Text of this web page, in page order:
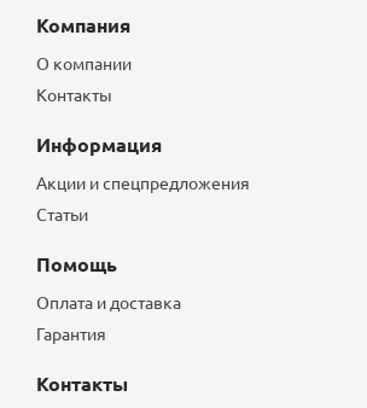
Компания
О компании
Контакты
Информация
Акции и спецпредложения
Статьи
Помощь
Оплата и доставка
Гарантия
Контакты